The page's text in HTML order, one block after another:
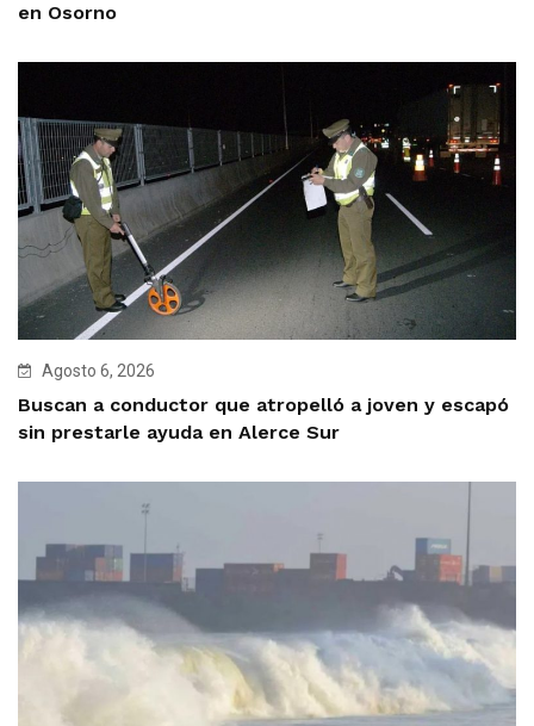
en Osorno
Agosto 6, 2026
Buscan a conductor que atropelló a joven y escapó
sin prestarle ayuda en Alerce Sur